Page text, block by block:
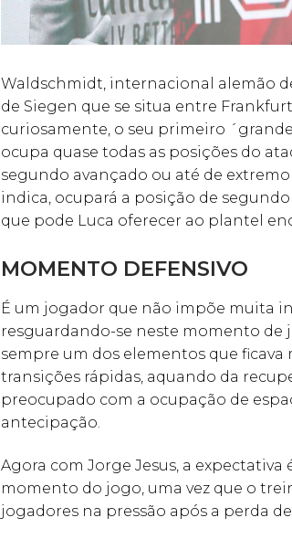
Waldschmidt, internacional alemão
de Siegen que se situa entre
curiosamente, o seu primeiro
ocupa quase todas as posições do
segundo avançado ou até de
indica, ocupará a posição de
que pode Luca oferecer ao plantel
MOMENTO DEFENSIVO
É um jogador que não impõe muita
resguardando-se neste momento de
sempre um dos elementos que ficava
transições rápidas, aquando da
preocupado com a ocupação de
antecipação.
Agora com Jorge Jesus, a
momento do jogo, uma vez que o
jogadores na pressão após a perda